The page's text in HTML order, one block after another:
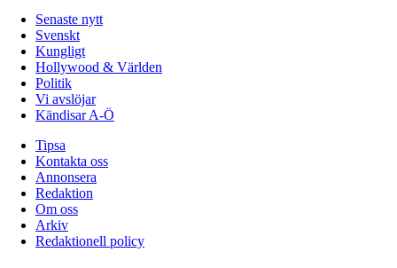
Senaste nytt
Svenskt
Kungligt
Hollywood & Världen
Politik
Vi avslöjar
Kändisar A-Ö
Tipsa
Kontakta oss
Annonsera
Redaktion
Om oss
Arkiv
Redaktionell policy